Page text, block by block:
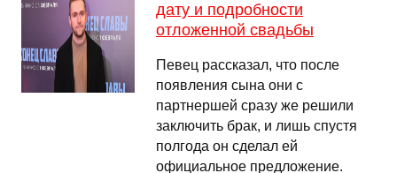
дату и подробности
отложенной свадьбы
Певец рассказал, что после
появления сына они с
партнершей сразу же решили
заключить брак, и лишь спустя
полгода он сделал ей
официальное предложение.